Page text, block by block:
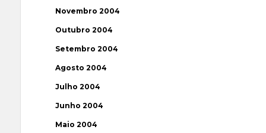
Novembro 2004
Outubro 2004
Setembro 2004
Agosto 2004
Julho 2004
Junho 2004
Maio 2004